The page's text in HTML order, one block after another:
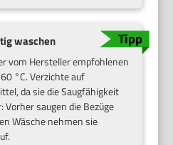
waschen
vom Hersteller empfohlenen
°C. Verzichte auf
da sie die Saugfähigkeit
saugen die Bezüge
Wäsche nehmen sie